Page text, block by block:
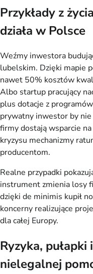
Przykłady z
działa w Polsce
Weźmy inwestora
lubelskim. Dzięki mapie
nawet 50% kosztów
Albo startup pracujący
plus dotacje z
prywatny inwestor by
firmy dostają wsparcie na
kryzysu mechanizmy
producentom.
Realne przypadki
instrument zmienia losy
dzięki de minimis kupił
koncerny realizujące
dla całej Europy.
Ryzyka,
nielegalnej